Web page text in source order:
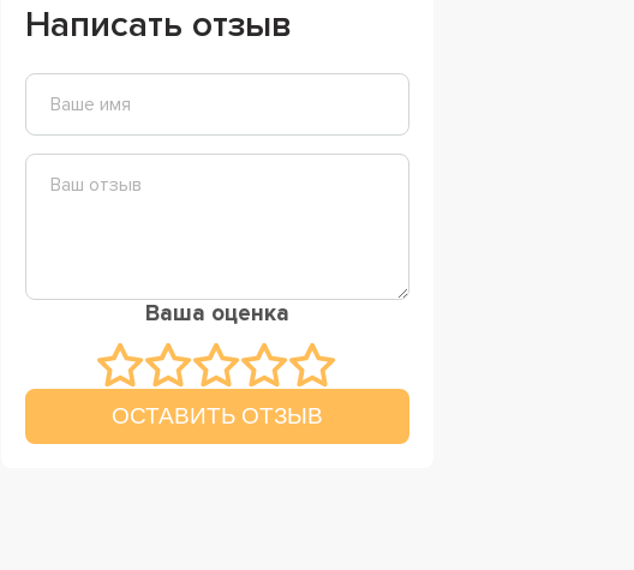
Написать отзыв
Ваша оценка
ОСТАВИТЬ ОТЗЫВ